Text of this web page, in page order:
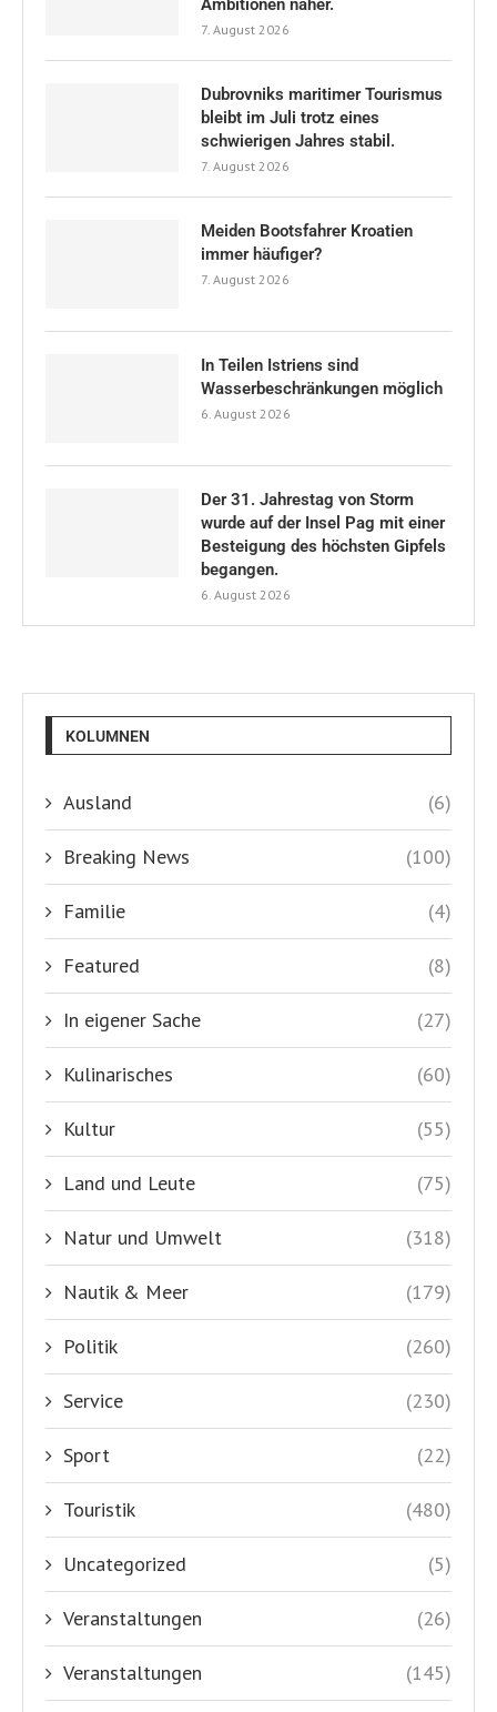
Ambitionen näher.
7. August 2026
Dubrovniks maritimer Tourismus
bleibt im Juli trotz eines
schwierigen Jahres stabil.
7. August 2026
Meiden Bootsfahrer Kroatien
immer häufiger?
7. August 2026
In Teilen Istriens sind
Wasserbeschränkungen möglich
6. August 2026
Der 31. Jahrestag von Storm
wurde auf der Insel Pag mit einer
Besteigung des höchsten Gipfels
begangen.
6. August 2026
KOLUMNEN
Ausland (6)
Breaking News (100)
Familie (4)
Featured (8)
In eigener Sache (27)
Kulinarisches (60)
Kultur (55)
Land und Leute (75)
Natur und Umwelt (318)
Nautik & Meer (179)
Politik (260)
Service (230)
Sport (22)
Touristik (480)
Uncategorized (5)
Veranstaltungen (26)
Veranstaltungen (145)